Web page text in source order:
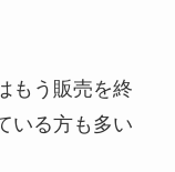
もう販売を終
いる方も多い